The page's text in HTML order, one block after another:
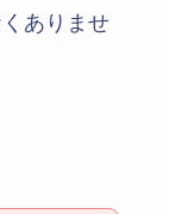
ありませ